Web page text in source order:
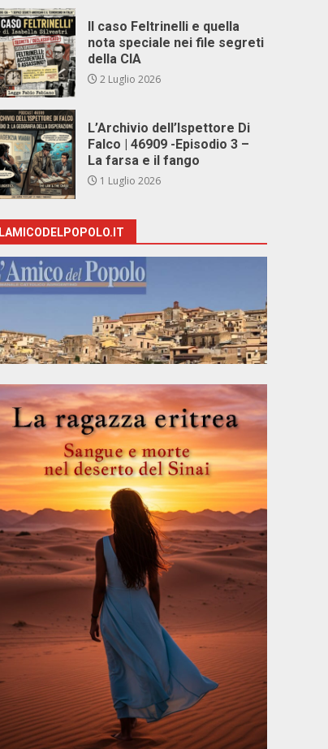
Il caso Feltrinelli e quella
nota speciale nei file segreti
della CIA
2 Luglio 2026
L’Archivio dell’Ispettore Di
Falco | 46909 -Episodio 3 –
La farsa e il fango
1 Luglio 2026
LAMICODELPOPOLO.IT